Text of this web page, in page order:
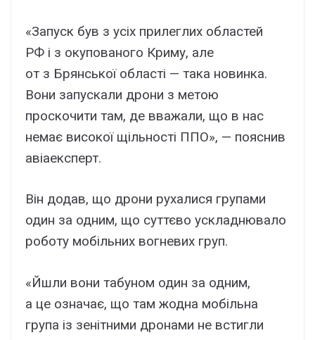
«Запуск був з усіх прилеглих областей
РФ і з окупованого Криму, але
от з Брянської області — така новинка.
Вони запускали дрони з метою
проскочити там, де вважали, що в нас
немає високої щільності ППО», — пояснив
авіаексперт.
Він додав, що дрони рухалися групами
один за одним, що суттєво ускладнювало
роботу мобільних вогневих груп.
«Йшли вони табуном один за одним,
а це означає, що там жодна мобільна
група із зенітними дронами не встигли